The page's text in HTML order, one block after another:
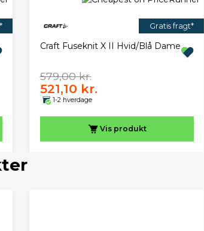
Gratis fragt*
Craft Fuseknit X II Hvid/Blå Dame
579,00 kr.
521,10 kr.
1-2 hverdage
Vis produkt